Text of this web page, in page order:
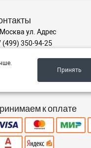
ул. Адрес
(499) 350-94-25
пт с 9:00 до 18:00, сб 9:00
к оплате
Принять